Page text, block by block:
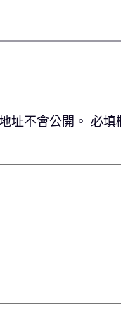
址不會公開。 必填